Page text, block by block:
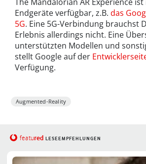
Endgeräte verfügbar, z.B. das
5G. Eine 5G-Verbindung brauchst
Erlebnis allerdings nicht. Eine
unterstützten Modellen und
stellt Google auf der
Verfügung.
Augmented-Reality
featured LESEEMPFEHLUNGEN